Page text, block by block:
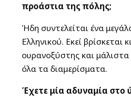
προάστια της πόλης;
Ήδη συντελείται ένα
Ελληνικού. Εκεί βρίσκεται
ουρανοξύστης και μάλιστα
όλα τα διαμερίσματα.
Έχετε μία αδυναμία στο